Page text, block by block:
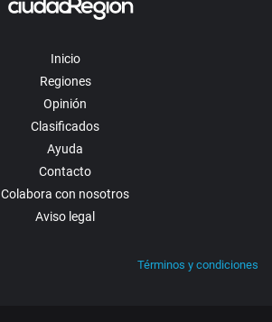
Inicio
Regiones
Opinión
Clasificados
Ayuda
Contacto
Colabora con nosotros
Aviso legal
Términos y condiciones